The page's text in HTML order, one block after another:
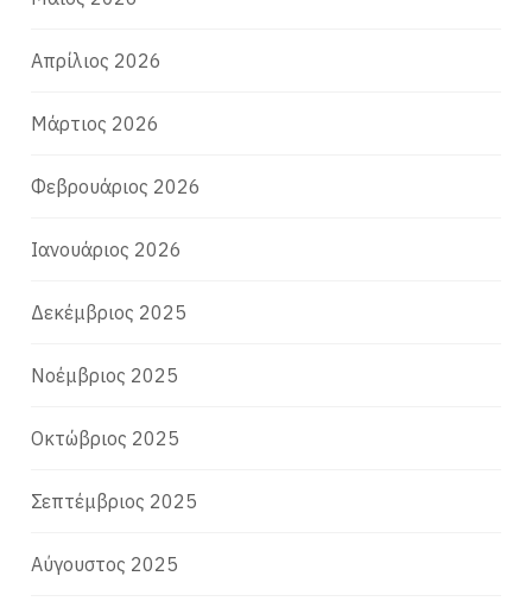
Απρίλιος 2026
Μάρτιος 2026
Φεβρουάριος 2026
Ιανουάριος 2026
Δεκέμβριος 2025
Νοέμβριος 2025
Οκτώβριος 2025
Σεπτέμβριος 2025
Αύγουστος 2025